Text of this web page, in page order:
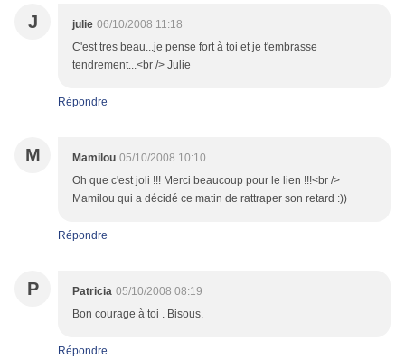
J julie 06/10/2008 11:18
C'est tres beau...je pense fort à toi et je t'embrasse
tendrement...<br /> Julie
Répondre
M Mamilou 05/10/2008 10:10
Oh que c'est joli !!! Merci beaucoup pour le lien !!!<br />
Mamilou qui a décidé ce matin de rattraper son retard :))
Répondre
P Patricia 05/10/2008 08:19
Bon courage à toi . Bisous.
Répondre